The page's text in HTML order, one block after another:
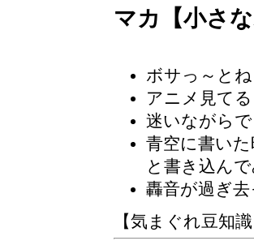
マカ【小さ
ボサっ～と
アニメ見て
迷いながら
青空に書い
と書き込ん
轟音が過ぎ
【気まぐれ豆知識